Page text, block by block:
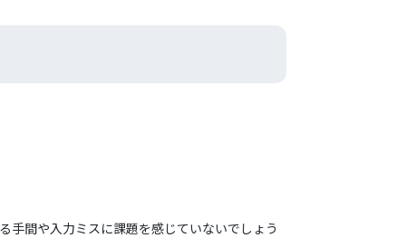
間や入力ミスに課題を感じていないでしょう